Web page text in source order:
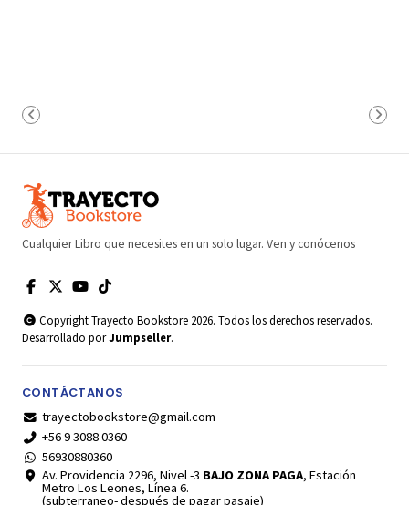
Cualquier Libro que necesites en un solo lugar. Ven y conócenos
Copyright Trayecto Bookstore 2026. Todos los derechos reservados.
Desarrollado porJumpseller.
CONTÁCTANOS
trayectobookstore@gmail.com
+56 9 3088 0360
56930880360
Av. Providencia 2296, Nivel -3 BAJO ZONA PAGA, Estación
Metro Los Leones, Línea 6.
(subterraneo- después de pagar pasaje)